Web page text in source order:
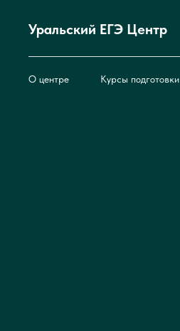
Уральский ЕГЭ Центр
О центре Курсы подготовки